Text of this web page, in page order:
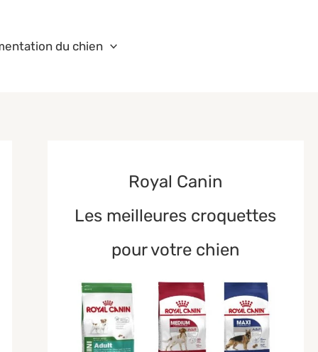
du chien
Royal Canin
Les meilleures croquettes
pour votre chien